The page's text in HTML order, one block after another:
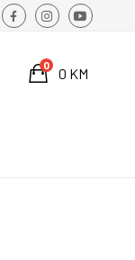
0 KM
0